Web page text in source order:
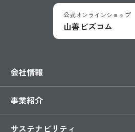
公式オンラインショップ
山善ビズコム
会社情報
事業紹介
サステナビリティ